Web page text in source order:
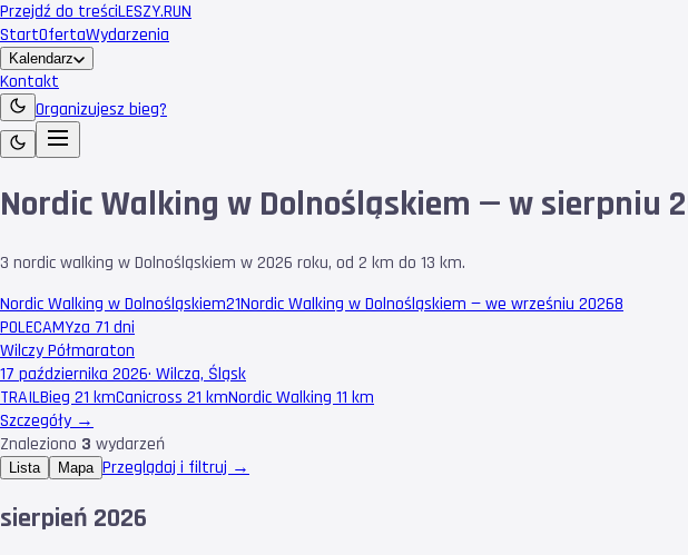
Przejdź do treściLESZY.RUN
StartOfertaWydarzenia
Kalendarz
Kontakt
Organizujesz bieg?
Nordic Walking w Dolnośląskiem — w sierpniu
3 nordic walking w Dolnośląskiem w 2026 roku, od 2 km do 13 km.
Nordic Walking w Dolnośląskiem21Nordic Walking w Dolnośląskiem — we wrześniu 20268
POLECAMYza 71 dni
Wilczy Półmaraton
17 października 2026· Wilcza, Śląsk
TRAILBieg 21 kmCanicross 21 kmNordic Walking 11 km
Szczegóły →
Znaleziono 3 wydarzeń
Lista Mapa Przeglądaj i filtruj →
sierpień 2026